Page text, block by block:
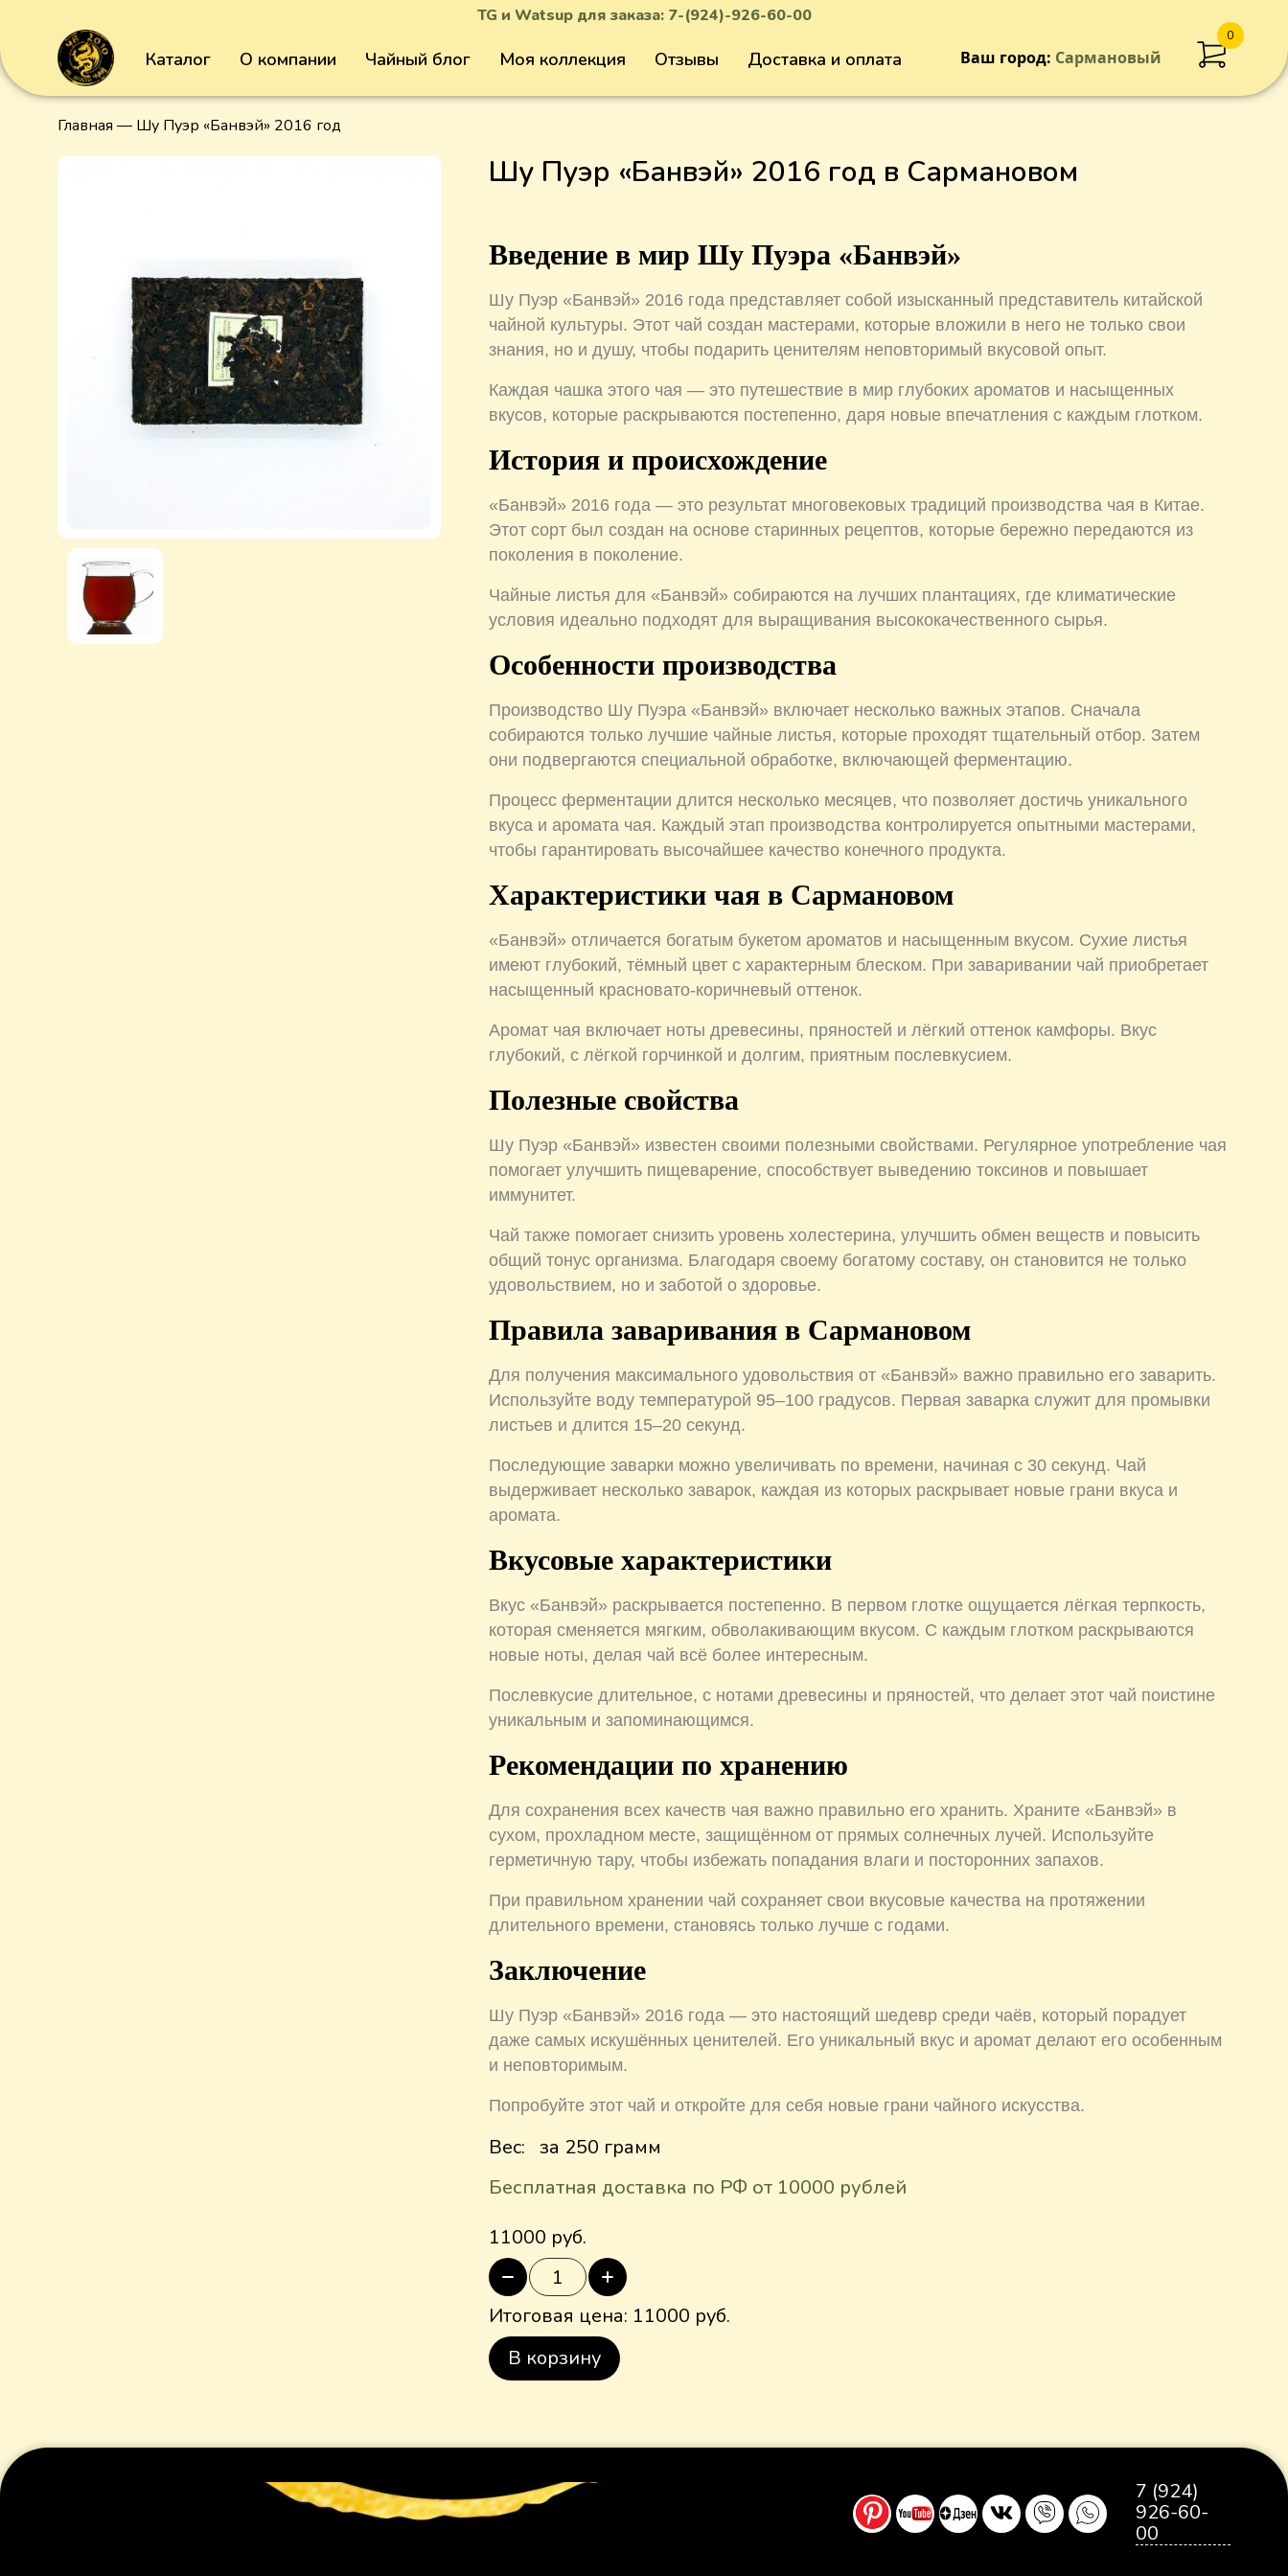
TG и Watsup для заказа: 7-(924)-926-60-00
Каталог О компании Чайный блог Моя коллекция Отзывы Доставка и оплата Ваш город: Сармановый
0
Главная — Шу Пуэр «Банвэй» 2016 год
Шу Пуэр «Банвэй» 2016 год в Сармановом
Введение в мир Шу Пуэра «Банвэй»
Шу Пуэр «Банвэй» 2016 года представляет собой изысканный представитель китайской
чайной культуры. Этот чай создан мастерами, которые вложили в него не только свои
знания, но и душу, чтобы подарить ценителям неповторимый вкусовой опыт.
Каждая чашка этого чая — это путешествие в мир глубоких ароматов и насыщенных
вкусов, которые раскрываются постепенно, даря новые впечатления с каждым глотком.
История и происхождение
«Банвэй» 2016 года — это результат многовековых традиций производства чая в Китае.
Этот сорт был создан на основе старинных рецептов, которые бережно передаются из
поколения в поколение.
Чайные листья для «Банвэй» собираются на лучших плантациях, где климатические
условия идеально подходят для выращивания высококачественного сырья.
Особенности производства
Производство Шу Пуэра «Банвэй» включает несколько важных этапов. Сначала
собираются только лучшие чайные листья, которые проходят тщательный отбор. Затем
они подвергаются специальной обработке, включающей ферментацию.
Процесс ферментации длится несколько месяцев, что позволяет достичь уникального
вкуса и аромата чая. Каждый этап производства контролируется опытными мастерами,
чтобы гарантировать высочайшее качество конечного продукта.
Характеристики чая в Сармановом
«Банвэй» отличается богатым букетом ароматов и насыщенным вкусом. Сухие листья
имеют глубокий, тёмный цвет с характерным блеском. При заваривании чай приобретает
насыщенный красновато-коричневый оттенок.
Аромат чая включает ноты древесины, пряностей и лёгкий оттенок камфоры. Вкус
глубокий, с лёгкой горчинкой и долгим, приятным послевкусием.
Полезные свойства
Шу Пуэр «Банвэй» известен своими полезными свойствами. Регулярное употребление чая
помогает улучшить пищеварение, способствует выведению токсинов и повышает
иммунитет.
Чай также помогает снизить уровень холестерина, улучшить обмен веществ и повысить
общий тонус организма. Благодаря своему богатому составу, он становится не только
удовольствием, но и заботой о здоровье.
Правила заваривания в Сармановом
Для получения максимального удовольствия от «Банвэй» важно правильно его заварить.
Используйте воду температурой 95–100 градусов. Первая заварка служит для промывки
листьев и длится 15–20 секунд.
Последующие заварки можно увеличивать по времени, начиная с 30 секунд. Чай
выдерживает несколько заварок, каждая из которых раскрывает новые грани вкуса и
аромата.
Вкусовые характеристики
Вкус «Банвэй» раскрывается постепенно. В первом глотке ощущается лёгкая терпкость,
которая сменяется мягким, обволакивающим вкусом. С каждым глотком раскрываются
новые ноты, делая чай всё более интересным.
Послевкусие длительное, с нотами древесины и пряностей, что делает этот чай поистине
уникальным и запоминающимся.
Рекомендации по хранению
Для сохранения всех качеств чая важно правильно его хранить. Храните «Банвэй» в
сухом, прохладном месте, защищённом от прямых солнечных лучей. Используйте
герметичную тару, чтобы избежать попадания влаги и посторонних запахов.
При правильном хранении чай сохраняет свои вкусовые качества на протяжении
длительного времени, становясь только лучше с годами.
Заключение
Шу Пуэр «Банвэй» 2016 года — это настоящий шедевр среди чаёв, который порадует
даже самых искушённых ценителей. Его уникальный вкус и аромат делают его особенным
и неповторимым.
Попробуйте этот чай и откройте для себя новые грани чайного искусства.
Вес: за 250 грамм
Бесплатная доставка по РФ от 10000 рублей
11000 руб.
Итоговая цена: 11000 руб.
В корзину
7 (924)
926-60-
00